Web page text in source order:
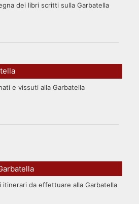
dei libri scritti sulla Garbatella
e vissuti alla Garbatella
itinerari da effettuare alla Garbatella